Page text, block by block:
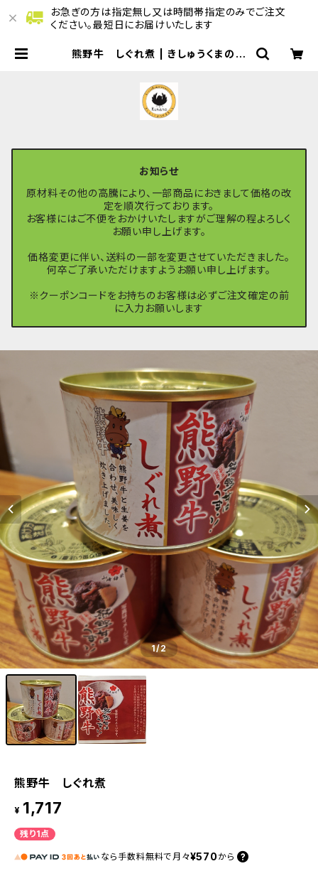
お急ぎの方は指定無し又は時間帯指定のみでご注文
ください。最短日にお届けいたします
熊野牛 しぐれ煮 | きしゅうくまのの
お知らせ
原材料その他の高騰により、一部商品におきまして価格の改
定を順次行っております。
お客様にはご不便をおかけいたしますがご理解の程よろしく
お願い申し上げます。
価格変更に伴い、送料の一部を変更させていただきました。
何卒ご了承いただけますようお願い申し上げます。
※クーポンコードをお持ちのお客様は必ずご注文確定の前
に入力お願いします
1/2
熊野牛 しぐれ煮
¥ 1,717
残り1点
なら 手数料無料で 月々¥570 から